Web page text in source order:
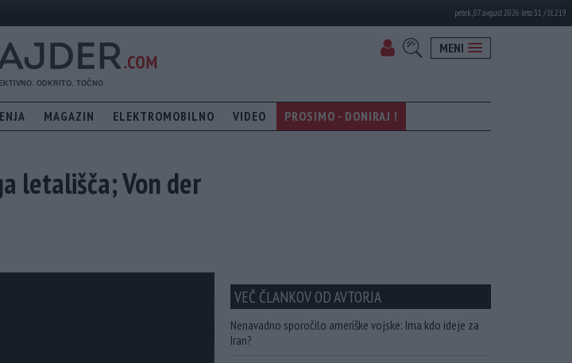
petek, 07. avgust 2026 leto 31 / št. 219
MENI
MAGAZIN ELEKTROMOBILNO VIDEO PROSIMO - DONIRAJ !
letališča; Von der
VEČ ČLANKOV OD AVTORJA
Nenavadno sporočilo ameriške vojske: Ima kdo ideje za
Iran?